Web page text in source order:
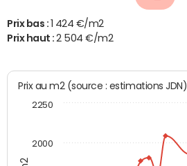
Prix bas : 1 424 €/m2
Prix haut :2 504 €/m2
Prix au m2 (source : estimations JDN)
2000
2250